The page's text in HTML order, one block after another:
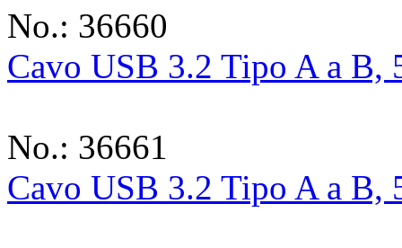
No.: 36660
Cavo USB 3.2 Tipo A a B,
No.: 36661
Cavo USB 3.2 Tipo A a B,